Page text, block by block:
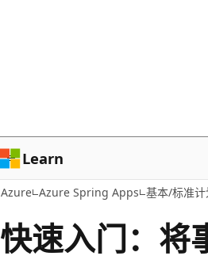
容
Learn
Azure Azure Spring Apps 基本/标准计
快速入门：将